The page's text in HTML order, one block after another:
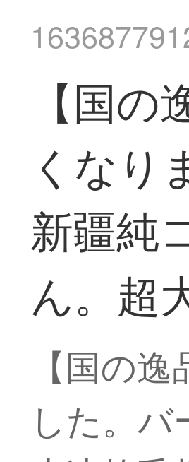
【国
くなり
新疆純
ん。超
【国の
した。